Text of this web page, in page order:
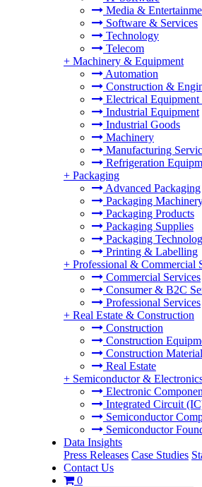
Media &
Software & Services
Technology
Telecom
+ Machinery & Equipment
Automation
Construction &
Electrical
Industrial Equipment
Industrial Goods
Machinery
Manufacturing
Refrigeration
+ Packaging
Advanced Packaging
Packaging
Packaging Products
Packaging Supplies
Packaging
Printing & Labelling
+ Professional & Commercial
Commercial Services
Consumer & B2C
Professional Services
+ Real Estate & Construction
Construction
Construction
Construction
Real Estate
+ Semiconductor &
Electronic
Integrated Circuit
Semiconductor
Semiconductor
Data Insights
Press Releases Case Studies
Contact Us
0